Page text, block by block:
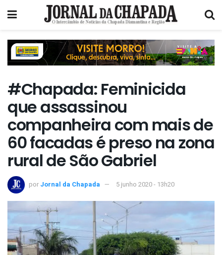
#Chapada: Feminicida
que assassinou
companheira com mais de
60 facadas é preso na zona
rural de São Gabriel
por Jornal da Chapada 5 junho 2020 - 13h20